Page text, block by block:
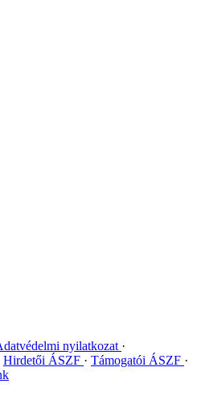
nyilatkozat
Hirdetői ÁSZF
Támogatói ÁSZF